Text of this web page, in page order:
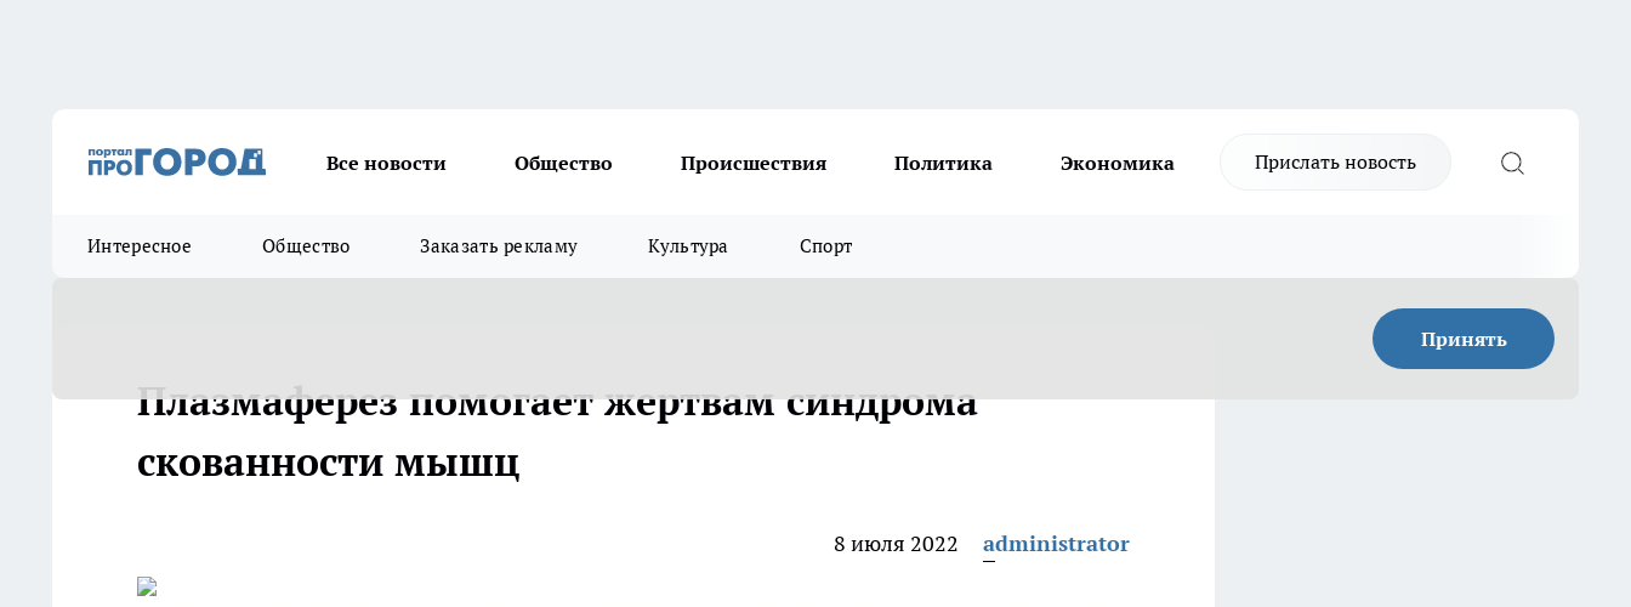
Все новости Общество Происшествия Политика Экономика Прислать новость
Интересное Общество Заказать рекламу Культура Спорт
Принять
Плазмаферез помогает жертвам синдрома
скованности мышц
8 июля 2022 administrator